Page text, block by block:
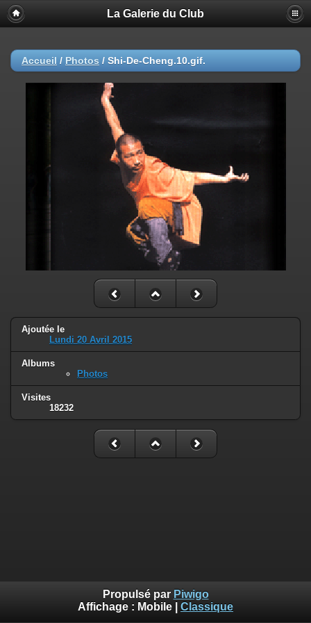
La Galerie du Club
Accueil / Photos / Shi-De-Cheng.10.gif.
Ajoutée le
Lundi 20 Avril 2015
Albums
Photos
Visites
18232
Propulsé par Piwigo
Affichage : Mobile Classique